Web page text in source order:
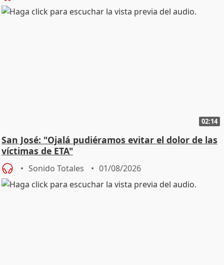
02:14
San José: "Ojalá pudiéramos evitar el dolor de las
víctimas de ETA"
Sonido Totales 01/08/2026